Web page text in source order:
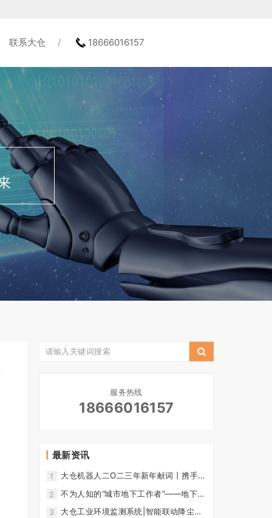
联系大仓 18666016157
服务热线
18666016157
最新资讯
1 大仓机器人二O二三年新年献词丨携手同
2
不为人知的“城市地下工作者”——地下管
廊巡检人员
3
大仓工业环境监测系统|智能联动降尘通